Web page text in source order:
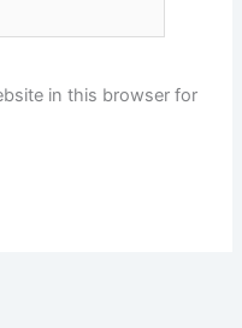
in this browser for